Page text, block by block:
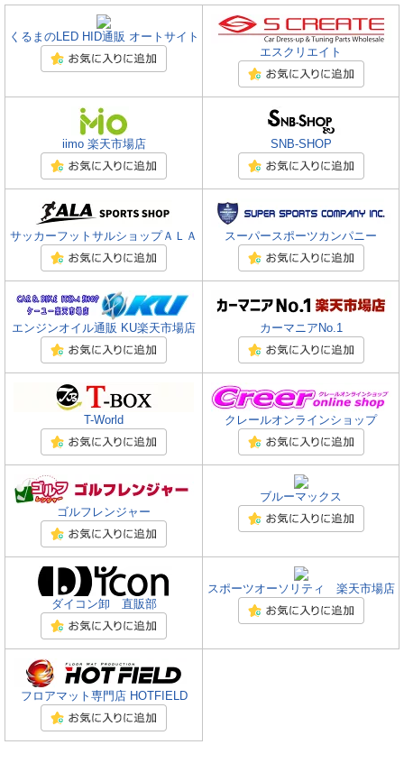
くるまのLED HID通販 オートサイト
エスクリエイト
iimo 楽天市場店 SNB-SHOP
サッカーフットサルショップＡＬＡ スーパースポーツカンパニー
エンジンオイル通販 KU楽天市場店 カーマニアNo.1
T-World クレールオンラインショップ
ゴルフレンジャー
ブルーマックス
ダイコン卸 直販部
スポーツオーソリティ 楽天市場店
フロアマット専門店 HOTFIELD